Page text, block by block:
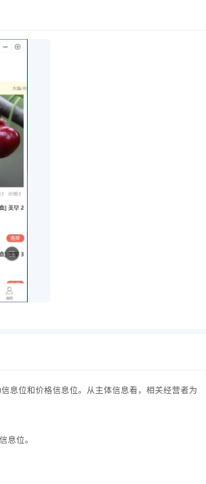
息位和价格信息位。从主体信息看，相关经营者为
息位。